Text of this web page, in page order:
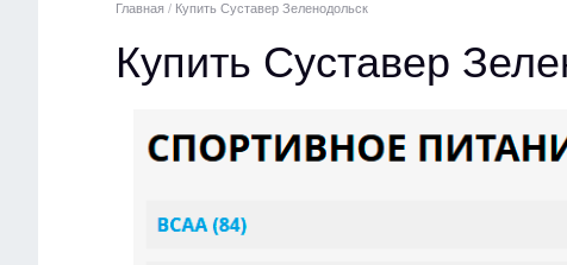
Главная / Купить Суставер Зеленодольск
Купить Суставер